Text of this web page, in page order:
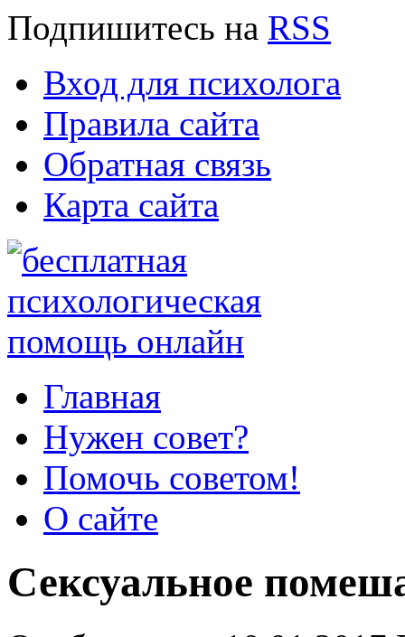
Подпишитесь на RSS
Вход для психолога
Правила сайта
Обратная связь
Карта сайта
Главная
Нужен совет?
Помочь советом!
О сайте
Сексуальное